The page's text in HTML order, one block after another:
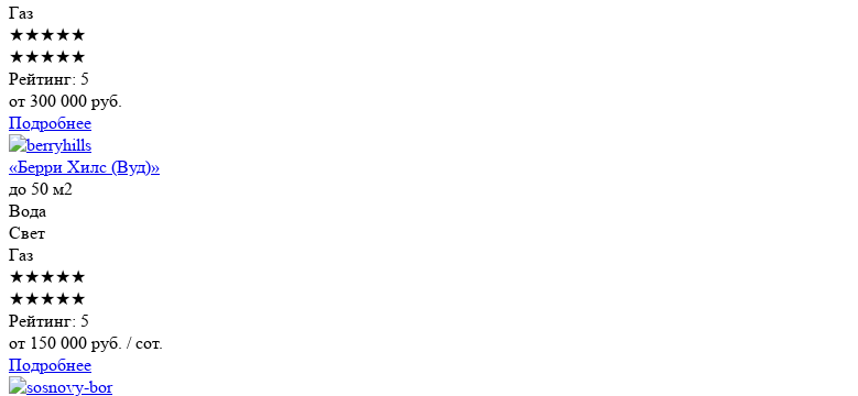
Газ
★★★★★
★★★★★
Рейтинг: 5
от 300 000 руб.
Подробнее
«Берри Хилс (Вуд)»
до 50 м2
Вода
Свет
Газ
★★★★★
★★★★★
Рейтинг: 5
от 150 000 руб. / сот.
Подробнее